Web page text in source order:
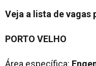
Veja a lista de vagas
PORTO VELHO
Área específica: